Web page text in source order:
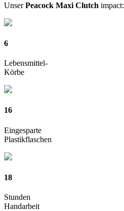
UnserPeacock Maxi Clutch impact:
6
Lebensmittel-
Körbe
16
Eingesparte
Plastikflaschen
18
Stunden
Handarbeit